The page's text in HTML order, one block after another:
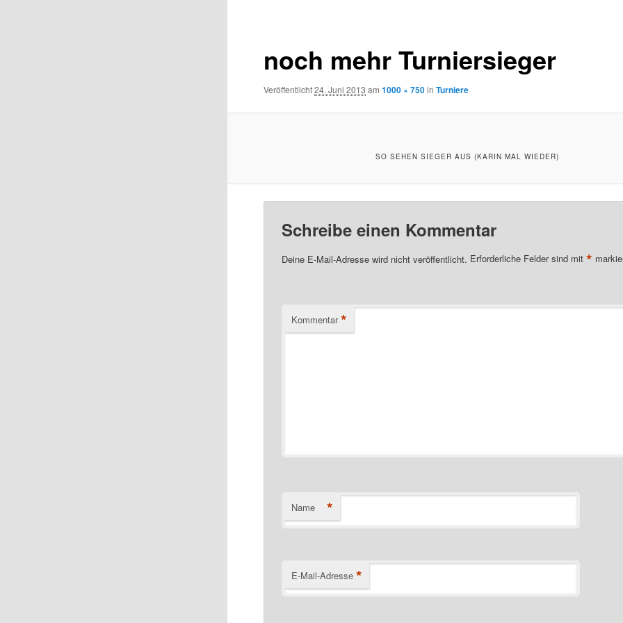
noch mehr Turniersieger
Veröffentlicht24. Juni 2013 am1000 × 750inTurniere
SO SEHEN SIEGER AUS (KARIN MAL WIEDER)
Schreibe einen Kommentar
Deine E-Mail-Adresse wird nicht veröffentlicht. Erforderliche Felder sind mit *
Kommentar *
Name *
E-Mail-Adresse *